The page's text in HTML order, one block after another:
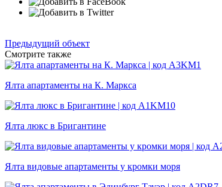
Предыдущий объект
Смотрите также
Ялта апартаменты на К. Маркса
Ялта люкс в Бригантине
Ялта видовые апартаменты у кромки моря